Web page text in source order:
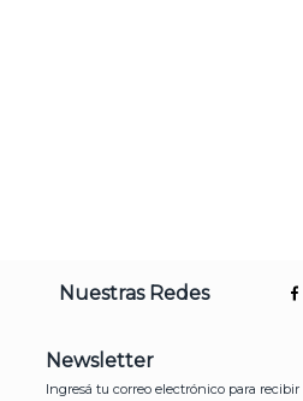
Nuestras Redes
Newsletter
Ingresá tu correo electrónico para